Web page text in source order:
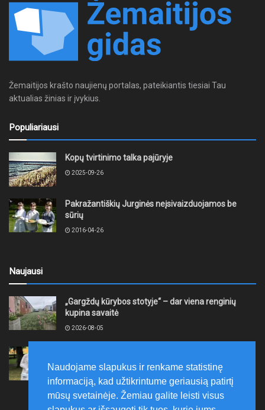
Žemaitijos krašto naujienų portalas, pateikiantis tiesiai Tau
aktualias žinias ir įvykius.
Populiariausi
Kopų tvirtinimo talka pajūryje
2025-09-26
Pakražantiškių Jurginės neįsivaizduojamos be
sūrių
2016-04-26
Naujausi
„Gargždų kūrybos stotyje“ – dar viena renginių
kupina savaitė
2026-08-05
papuošė trys nauji kūriniai
2026-08-05
Naudojame slapukus ir renkame statistinę
informaciją, kad užtikrintume geriausią patirtį
mūsų svetainėje. Žemiau galite leisti visus